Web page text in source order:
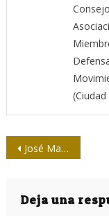
entradas
José Martí: “Patria nace para amar y juntar”
Deja una